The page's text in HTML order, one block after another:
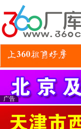
广告